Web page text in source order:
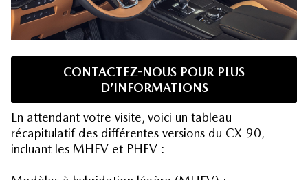
CONTACTEZ-NOUS POUR PLUS
D’INFORMATIONS
En attendant votre visite, voici un tableau
récapitulatif des différentes versions du CX-90,
incluant les MHEV et PHEV :